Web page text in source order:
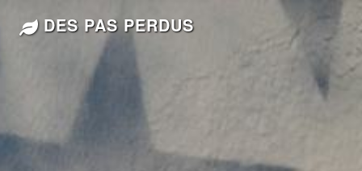
DES PAS PERDUS